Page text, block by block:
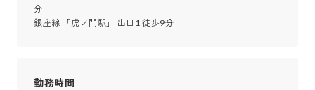
分
銀座線 「虎ノ門駅」 出口1 徒歩9分
勤務時間